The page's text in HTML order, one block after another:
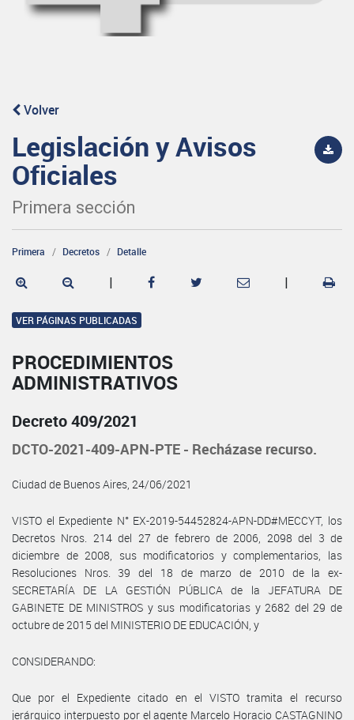
Volver
Legislación y Avisos
Oficiales
Primera sección
Primera Decretos Detalle
| |
VER PÁGINAS PUBLICADAS
PROCEDIMIENTOS
ADMINISTRATIVOS
Decreto 409/2021
DCTO-2021-409-APN-PTE - Recházase recurso.
Ciudad de Buenos Aires, 24/06/2021
VISTO el Expediente N° EX-2019-54452824-APN-DD#MECCYT, los
Decretos Nros. 214 del 27 de febrero de 2006, 2098 del 3 de
diciembre de 2008, sus modificatorios y complementarios, las
Resoluciones Nros. 39 del 18 de marzo de 2010 de la ex-
SECRETARÍA DE LA GESTIÓN PÚBLICA de la JEFATURA DE
GABINETE DE MINISTROS y sus modificatorias y 2682 del 29 de
octubre de 2015 del MINISTERIO DE EDUCACIÓN, y
CONSIDERANDO:
Que por el Expediente citado en el VISTO tramita el recurso
jerárquico interpuesto por el agente Marcelo Horacio CASTAGNINO